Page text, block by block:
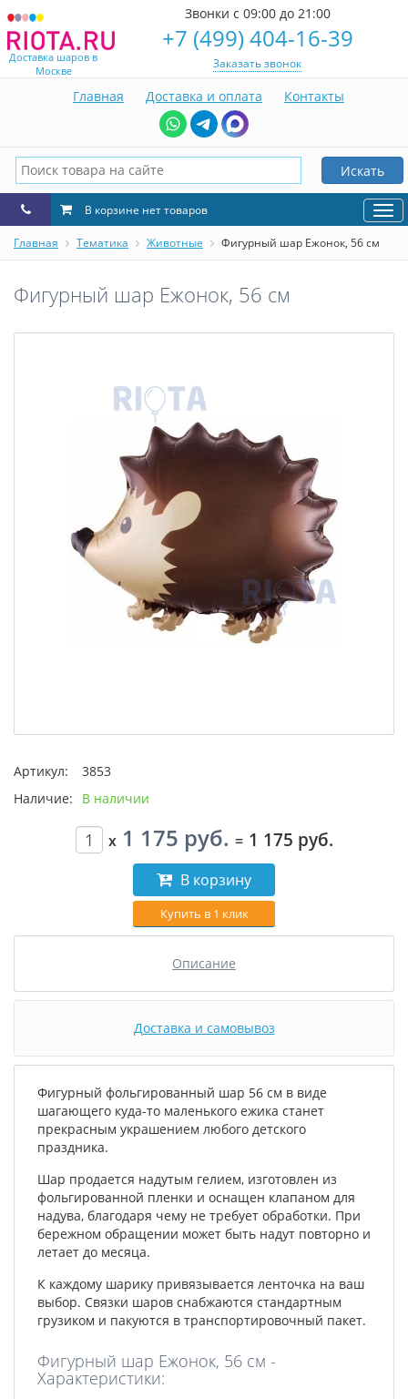
Доставка шаров в
Москве
Звонки с 09:00 до 21:00
+7 (499) 404-16-39
Заказать звонок
Главная Доставка и оплата Контакты
Искать
В корзине нет товаров
Главная Тематика Животные Фигурный шар Ежонок, 56 см
Фигурный шар Ежонок, 56 см
Артикул:
3853
Наличие:
В наличии
x 1 175 руб. = 1 175 руб.
В корзину
Купить в 1 клик
Описание
Доставка и самовывоз
Фигурный фольгированный шар 56 см в виде
шагающего куда-то маленького ежика станет
прекрасным украшением любого детского
праздника.
Шар продается надутым гелием, изготовлен из
фольгированной пленки и оснащен клапаном для
надува, благодаря чему не требует обработки. При
бережном обращении может быть надут повторно и
летает до месяца.
К каждому шарику привязывается ленточка на ваш
выбор. Связки шаров снабжаются стандартным
грузиком и пакуются в транспортировочный пакет.
Фигурный шар Ежонок, 56 см -
Характеристики: